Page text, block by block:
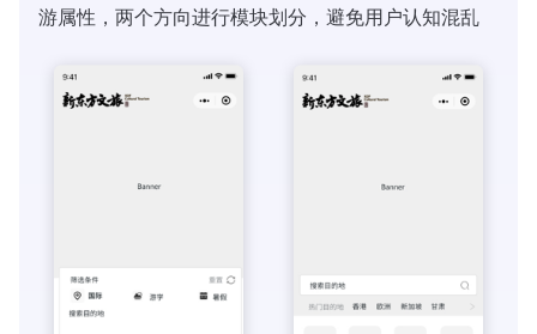
游属性，两个方向进行模块划分，避免用户认知混乱